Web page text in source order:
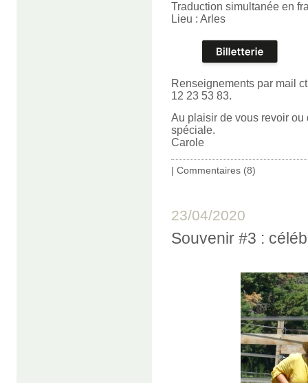
Traduction simultanée en
Lieu : Arles
Renseignements par mail
12 23 53 83.
Au plaisir de vous revoir ou
spéciale.
Carole
| Commentaires (8)
23/04/2020
Souvenir #3 :